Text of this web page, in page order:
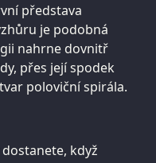
představa
je podobná
nahrne dovnitř
přes její spodek
poloviční spirála.
když